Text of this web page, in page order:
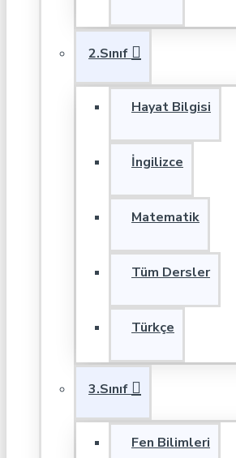
2.Sınıf
Hayat Bilgisi
İngilizce
Matematik
Tüm Dersler
Türkçe
3.Sınıf
Fen Bilimleri